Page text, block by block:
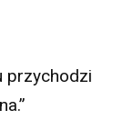
przychodzi